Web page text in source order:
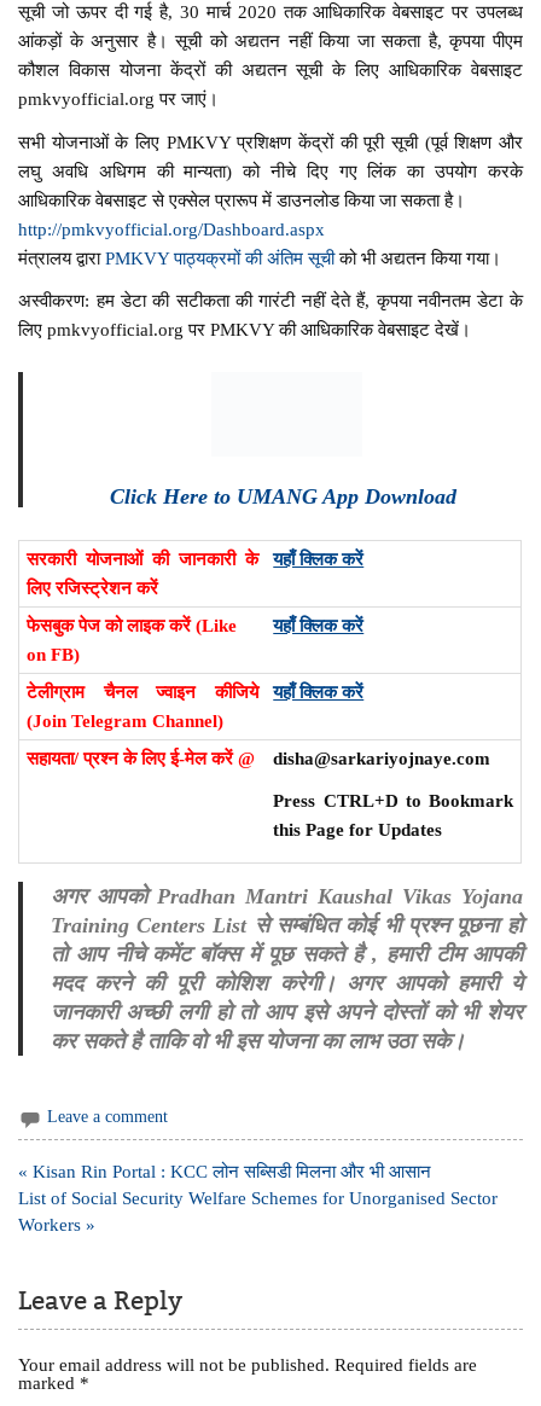
सूची जो ऊपर दी गई है, 30 मार्च 2020 तक आधिकारिक वेबसाइट पर उपलब्ध
आंकड़ों के अनुसार है। सूची को अद्यतन नहीं किया जा सकता है, कृपया पीएम
कौशल विकास योजना केंद्रों की अद्यतन सूची के लिए आधिकारिक वेबसाइट
pmkvyofficial.org पर जाएं।
सभी योजनाओं के लिए PMKVY प्रशिक्षण केंद्रों की पूरी सूची (पूर्व शिक्षण और
लघु अवधि अधिगम की मान्यता) को नीचे दिए गए लिंक का उपयोग करके
आधिकारिक वेबसाइट से एक्सेल प्रारूप में डाउनलोड किया जा सकता है।
http://pmkvyofficial.org/Dashboard.aspx
मंत्रालय द्वाराPMKVY पाठ्यक्रमों की अंतिम सूचीको भी अद्यतन किया गया।
अस्वीकरण: हम डेटा की सटीकता की गारंटी नहीं देते हैं, कृपया नवीनतम डेटा के
लिए pmkvyofficial.org पर PMKVY की आधिकारिक वेबसाइट देखें।
Click Here to UMANG App Download
सरकारी योजनाओं की जानकारी के
लिए रजिस्ट्रेशन करें
यहाँ क्लिक करें
फेसबुक पेज को लाइक करें (Like
on FB)
यहाँ क्लिक करें
टेलीग्राम चैनल ज्वाइन कीजिये
(Join Telegram Channel)
यहाँ क्लिक करें
सहायता/ प्रश्न के लिए ई-मेल करें @ disha@sarkariyojnaye.com
Press CTRL+D to Bookmark
this Page for Updates
अगर आपको Pradhan Mantri Kaushal Vikas Yojana
Training Centers List से सम्बंधित कोई भी प्रश्न पूछना हो
तो आप नीचे कमेंट बॉक्स में पूछ सकते है , हमारी टीम आपकी
मदद करने की पूरी कोशिश करेगी। अगर आपको हमारी ये
जानकारी अच्छी लगी हो तो आप इसे अपने दोस्तों को भी शेयर
कर सकते है ताकि वो भी इस योजना का लाभ उठा सके।
Leave a comment
Post
navigation
« Kisan Rin Portal : KCC लोन सब्सिडी मिलना और भी आसान
List of Social Security Welfare Schemes for Unorganised Sector
Workers »
Leave a Reply
Your email address will not be published. Required fields are
marked *